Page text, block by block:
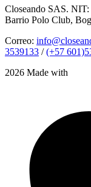
Closeando SAS.
Barrio Polo Club,
Correo:
3539133 /(+57
2026 Made with